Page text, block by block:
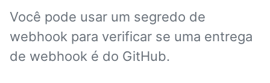
Você pode usar um segredo de
webhook para verificar se uma entrega
de webhook é do GitHub.